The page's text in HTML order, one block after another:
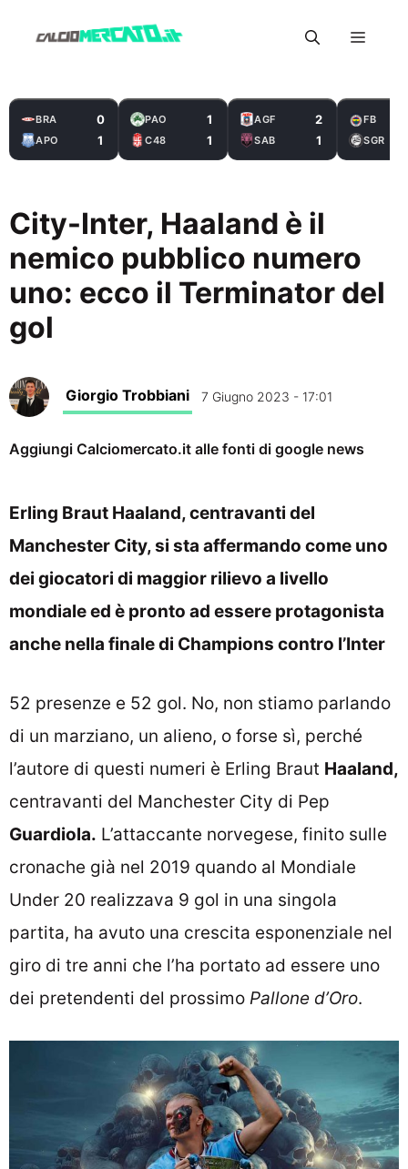
Menu
BRA 0
APO 1
PAO 1
C48 1
AGF 2
SAB 1
FB
SGR
City-Inter, Haaland è il
nemico pubblico numero
uno: ecco il Terminator del
gol
Giorgio Trobbiani 7 Giugno 2023 - 17:01
Aggiungi Calciomercato.it alle fonti di google news
Erling Braut Haaland, centravanti del
Manchester City, si sta affermando come uno
dei giocatori di maggior rilievo a livello
mondiale ed è pronto ad essere protagonista
anche nella finale di Champions contro l’Inter
52 presenze e 52 gol. No, non stiamo parlando
di un marziano, un alieno, o forse sì, perché
l’autore di questi numeri è Erling Braut Haaland,
centravanti del Manchester City di Pep
Guardiola. L’attaccante norvegese, finito sulle
cronache già nel 2019 quando al Mondiale
Under 20 realizzava 9 gol in una singola
partita, ha avuto una crescita esponenziale nel
giro di tre anni che l’ha portato ad essere uno
dei pretendenti del prossimo Pallone d’Oro.